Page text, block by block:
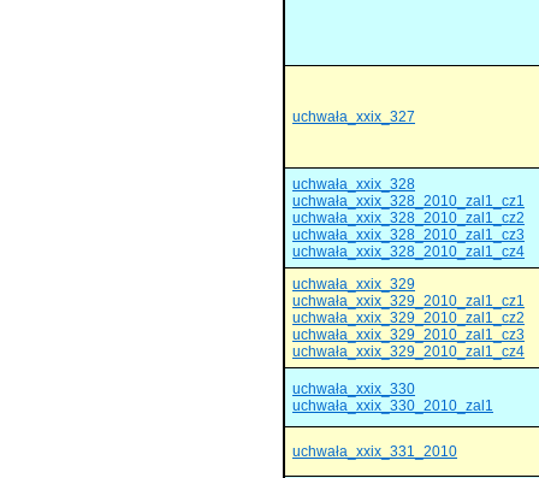
uchwała_xxix_327
uchwała_xxix_328
uchwała_xxix_328_2010_zal1_cz1
uchwała_xxix_328_2010_zal1_cz2
uchwała_xxix_328_2010_zal1_cz3
uchwała_xxix_328_2010_zal1_cz4
uchwała_xxix_329
uchwała_xxix_329_2010_zal1_cz1
uchwała_xxix_329_2010_zal1_cz2
uchwała_xxix_329_2010_zal1_cz3
uchwała_xxix_329_2010_zal1_cz4
uchwała_xxix_330
uchwała_xxix_330_2010_zal1
uchwała_xxix_331_2010